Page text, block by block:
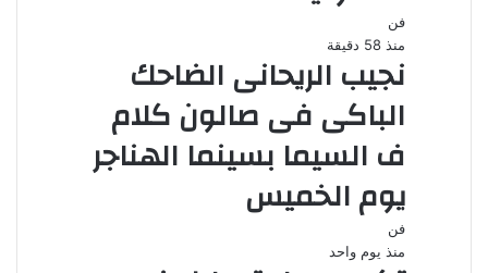
فن
منذ 58 دقيقة
نجيب الريحانى الضاحك
الباكى فى صالون كلام
ف السيما بسينما الهناجر
يوم الخميس
فن
منذ يوم واحد